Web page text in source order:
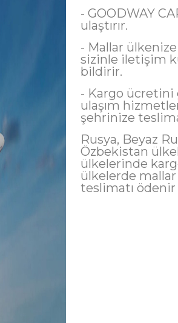
- GOODWAY
ulaştırır.
- Mallar
sizinle iletişim
bildirir.
- Kargo ücretini
ulaşım
şehrinize
Rusya, Beyaz
Özbekistan
ülkelerinde
ülkelerde
teslimatı ödenir